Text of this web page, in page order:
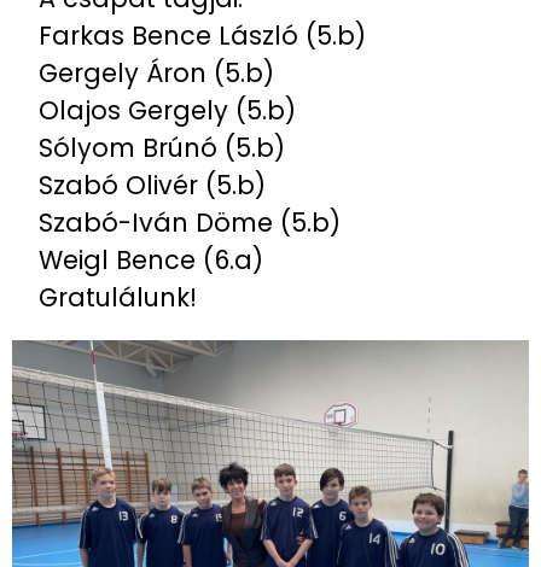
Farkas Bence László (5.b)
Gergely Áron (5.b)
Olajos Gergely (5.b)
Sólyom Brúnó (5.b)
Szabó Olivér (5.b)
Szabó-Iván Döme (5.b)
Weigl Bence (6.a)
Gratulálunk!